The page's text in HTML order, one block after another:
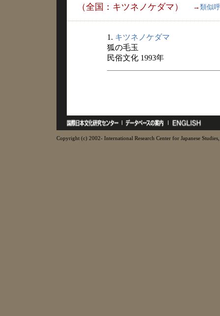
（全国：キツネノケダマ） → 類似
1. キツネノケダマ
狐の毛玉
民俗文化 1993年
Copyright (c) 2002- International Research Center for Japanese